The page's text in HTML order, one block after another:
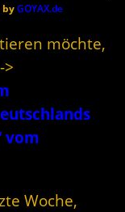
byGOYAX.de
möchte,
vom
Woche,